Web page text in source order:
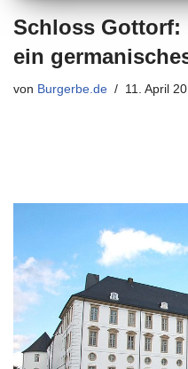
Schloss Gottorf:
ein
von Burgerbe.de 11. April